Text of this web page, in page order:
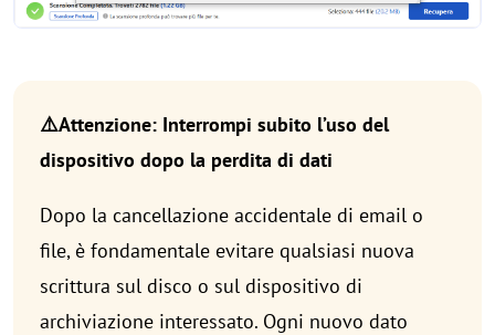
⚠️Attenzione: Interrompi subito l’uso del
dispositivo dopo la perdita di dati
Dopo la cancellazione accidentale di email o
file, è fondamentale evitare qualsiasi nuova
scrittura sul disco o sul dispositivo di
archiviazione interessato. Ogni nuovo dato